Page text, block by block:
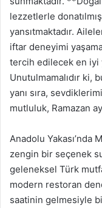
lezzetlerle
yansıtmaktadır.
iftar deneyimi
tercih edilecek en iyi
Unutulmamalıdır ki,
yanı sıra,
mutluluk, Ramazan
Anadolu Yakası’nda
zengin bir seçenek
geleneksel Türk
modern restoran
saatinin gelmesiyle